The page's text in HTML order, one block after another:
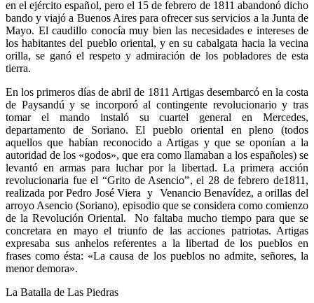
en el ejército español, pero el 15 de febrero de 1811 abandonó dicho
bando y viajó a Buenos Aires para ofrecer sus servicios a la Junta de
Mayo. El caudillo conocía muy bien las necesidades e intereses de
los habitantes del pueblo oriental, y en su cabalgata hacia la vecina
orilla, se ganó el respeto y admiración de los pobladores de esta
tierra.
En los primeros días de abril de 1811 Artigas desembarcó en la costa
de Paysandú y se incorporó al contingente revolucionario y tras
tomar el mando instaló su cuartel general en Mercedes,
departamento de Soriano. El pueblo oriental en pleno (todos
aquellos que habían reconocido a Artigas y que se oponían a la
autoridad de los «godos», que era como llamaban a los españoles) se
levantó en armas para luchar por la libertad. La primera acción
revolucionaria fue el “Grito de Asencio”, el 28 de febrero de1811,
realizada por Pedro José Viera y Venancio Benavídez, a orillas del
arroyo Asencio (Soriano), episodio que se considera como comienzo
de la Revolución Oriental. No faltaba mucho tiempo para que se
concretara en mayo el triunfo de las acciones patriotas. Artigas
expresaba sus anhelos referentes a la libertad de los pueblos en
frases como ésta: «La causa de los pueblos no admite, señores, la
menor demora».
La Batalla de Las Piedras